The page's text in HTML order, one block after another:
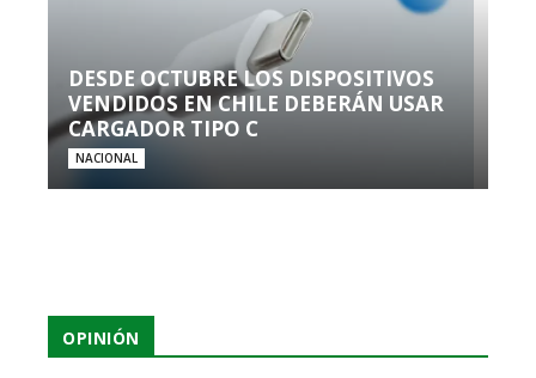
DESDE OCTUBRE LOS DISPOSITIVOS
VENDIDOS EN CHILE DEBERÁN USAR
CARGADOR TIPO C
NACIONAL
OPINIÓN